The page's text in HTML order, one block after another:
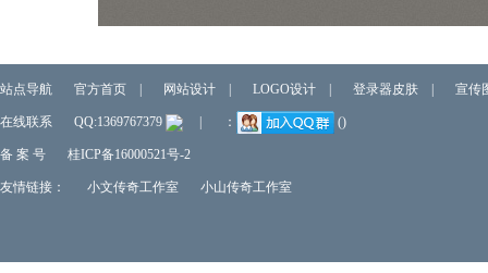
站点导航 官方首页 网站设计 LOGO设计 登录器皮肤 宣传
在线联系 QQ:1369767379 ： ()
备 案 号 桂ICP备16000521号-2
友情链接： 小文传奇工作室 小山传奇工作室